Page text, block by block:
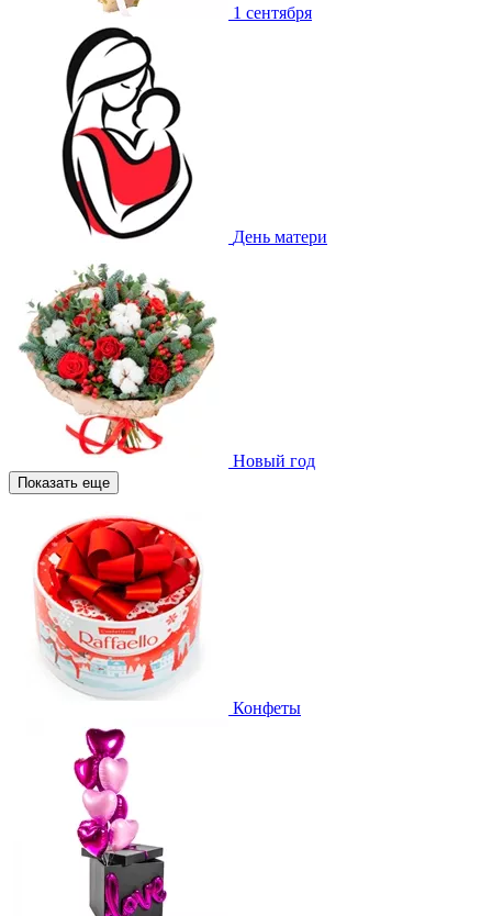
1 сентября
День матери
Новый год
Показать еще
Конфеты